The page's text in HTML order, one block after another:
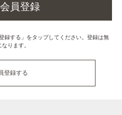
員登録
録する」をタップしてください。登録は無
なります。
登録する